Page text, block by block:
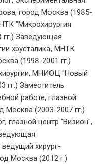
город Москва (1985-
"Микрохирургия
гг.) Заведующая
хрусталика, МНТК
(1998-2001 гг.)
МНИОЦ "Новый
гг.) Заместитель
работе, глазной
Москва (2003-2007 гг.)
глазной центр "Визион",
хирург-
Москва (2012 г.)